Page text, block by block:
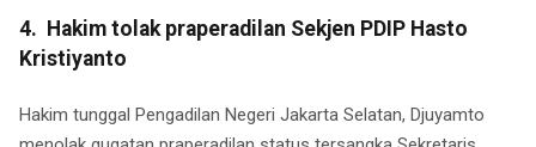
4. Hakim tolak praperadilan Sekjen PDIP Hasto
Kristiyanto
Hakim tunggal Pengadilan Negeri Jakarta Selatan, Djuyamto